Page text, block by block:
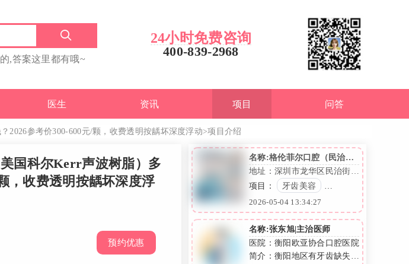
,答案这里都有哦~
24小时免费咨询
400-839-2968
医生 资讯 项目 问答
2026参考价300-600元/颗，收费透明按龋坏深度浮动>项目介绍
国科尔Kerr声波树脂）多
，收费透明按龋坏深度浮
预约优惠
名称:格伦菲尔口腔（民治水
榭店）
地址：深圳市龙华区民治街道
大岭社区莱蒙春天花园五期
25-26号铺
项目：
牙齿美容
牙齿治疗
2026-05-04 13:34:27
名称:王爱武|执业医师
医院：北京瑞泰口腔医院（双
简介：王爱武医生，北京瑞泰
名称:张东旭|主治医师
医院：衡阳欧亚协合口腔医院
简介：衡阳地区有牙齿缺失、